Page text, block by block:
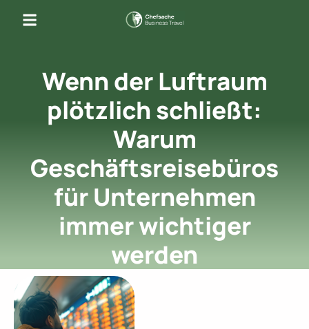
Wenn der Luftraum
plötzlich schließt:
Warum
Geschäftsreisebüros
für Unternehmen
immer wichtiger
werden